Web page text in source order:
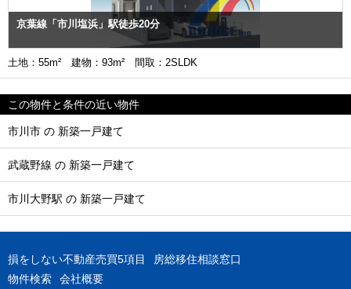
京葉線「市川塩浜」駅徒歩20分
土地：55m² 建物：93m² 間取：2SLDK
この物件と条件の近い物件
市川市 の 新築一戸建て
武蔵野線 の 新築一戸建て
市川大野駅 の 新築一戸建て
損をしない不動産売買5項目
房総移住相談窓口
物件検索
会社概要